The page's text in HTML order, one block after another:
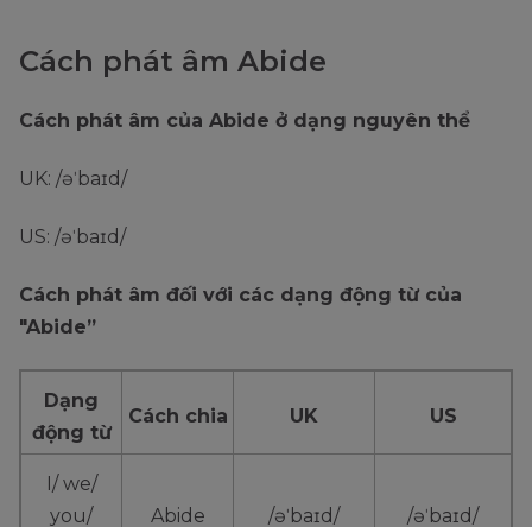
Cách phát âm Abide
Cách phát âm của Abide ở dạng nguyên thể
UK: /əˈbaɪd/
US: /əˈbaɪd/
Cách phát âm đối với các dạng động từ của
"Abide”
Dạng
động từ
Cách chia UK US
I/ we/
you/
Abide /əˈbaɪd/ /əˈbaɪd/